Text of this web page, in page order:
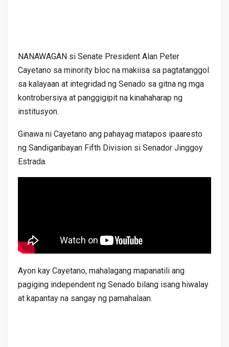
NANAWAGAN si Senate President Alan Peter
Cayetano sa minority bloc na makiisa sa pagtatanggol
sa kalayaan at integridad ng Senado sa gitna ng mga
kontrobersiya at panggigipit na kinahaharap ng
institusyon.
Ginawa ni Cayetano ang pahayag matapos ipaaresto
ng Sandiganbayan Fifth Division si Senador Jinggoy
Estrada.
Ayon kay Cayetano, mahalagang mapanatili ang
pagiging independent ng Senado bilang isang hiwalay
at kapantay na sangay ng pamahalaan.